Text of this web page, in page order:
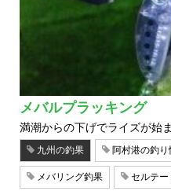
メバルプラッキング
満潮からの下げでライズが始
九州の釣果 阿村港の釣り
メバリング釣果 セルテー